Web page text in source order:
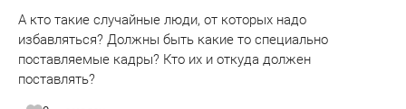
А кто такие случайные люди, от которых надо
избавляться? Должны быть какие то специально
поставляемые кадры? Кто их и откуда должен
поставлять?